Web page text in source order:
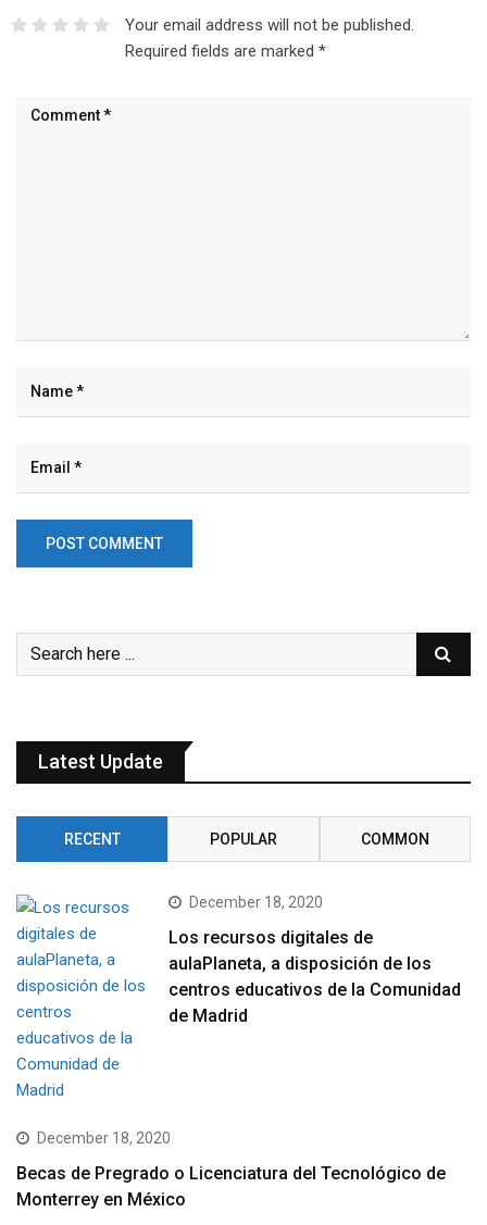
Your email address will not be published.
Required fields are marked *
Latest Update
RECENT POPULAR COMMON
December 18, 2020
Los recursos digitales de
aulaPlaneta, a disposición de los
centros educativos de la Comunidad
de Madrid
December 18, 2020
Becas de Pregrado o Licenciatura del Tecnológico de
Monterrey en México